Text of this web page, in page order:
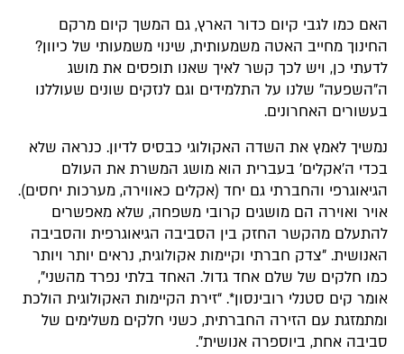
האם כמו לגבי קיום כדור הארץ, גם המשך קיום מרקם
החינוך מחייב האטה משמעותית, שינוי משמעותי של כיוון?
לדעתי כן, ויש לכך קשר לאיך שאנו תופסים את מושג
ה"השפעה" שלנו על התלמידים וגם לנזקים שונים שעוללנו
בעשורים האחרונים.
נמשיך לאמץ את השדה האקולוגי כבסיס לדיון. כנראה שלא
בכדי ה'אקלים' בעברית הוא מושג המשרת את העולם
הגיאוגרפי והחברתי גם יחד (אקלים כאווירה, מערכות יחסים).
אויר ואוירה הם מושגים קרובי משפחה, שלא מאפשרים
להתעלם מהקשר החזק בין הסביבה הגיאוגרפית והסביבה
האנושית. "צדק חברתי וקיימות אקולוגית, נראים יותר ויותר
כמו חלקים של שלם אחד גדול. האחד בלתי נפרד מהשני",
אומר קים סטנלי רובינסון*. “זירת הקיימות האקולוגית הולכת
ומתמזגת עם הזירה החברתית, כשני חלקים משלימים של
סביבה אחת, ביוספרה אנושית”.